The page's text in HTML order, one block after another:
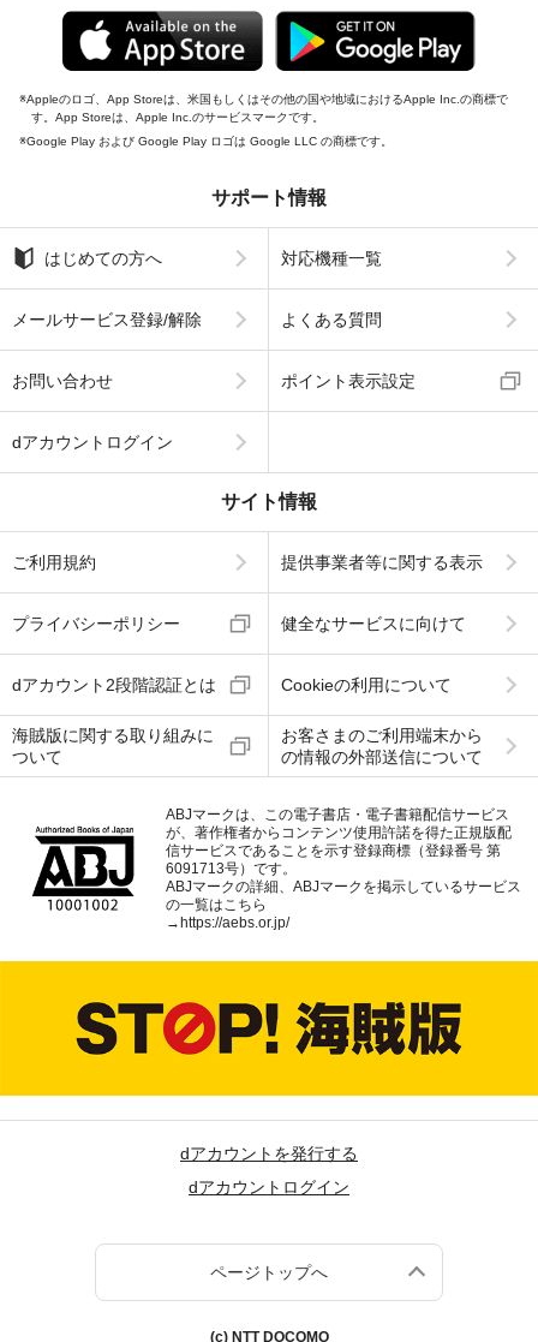
Appleのロゴ、App Storeは、米国もしくはその他の国や地域におけるApple Inc.の商標で
す。App Storeは、Apple Inc.のサービスマークです。
Google Play および Google Play ロゴは Google LLC の商標です。
サポート情報
はじめての方へ 対応機種一覧
メールサービス登録/解除 よくある質問
お問い合わせ ポイント表示設定
dアカウントログイン
サイト情報
ご利用規約 提供事業者等に関する表示
プライバシーポリシー 健全なサービスに向けて
dアカウント2段階認証とは Cookieの利用について
海賊版に関する取り組みに
ついて
お客さまのご利用端末から
の情報の外部送信について
ABJマークは、この電子書店・電子書籍配信サービス
が、著作権者からコンテンツ使用許諾を得た正規版配
信サービスであることを示す登録商標（登録番号 第
6091713号）です。
ABJマークの詳細、ABJマークを掲示しているサービス
の一覧はこちら
→https://aebs.or.jp/
dアカウントを発行する
dアカウントログイン
ページトップへ
(c) NTT DOCOMO